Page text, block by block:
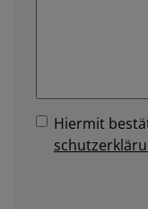
Hiermit